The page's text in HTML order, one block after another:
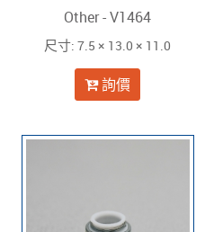
Other - V1464
尺寸: 7.5 × 13.0 × 11.0
詢價